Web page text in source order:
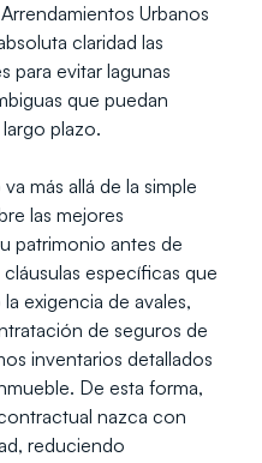
Urbanos
claridad las
para evitar lagunas
que puedan
plazo.
más allá de la simple
las mejores
patrimonio antes de
específicas que
exigencia de avales,
de seguros de
inventarios detallados
De esta forma,
nazca con
reduciendo